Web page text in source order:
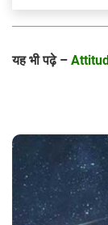
यह भी पढ़े –